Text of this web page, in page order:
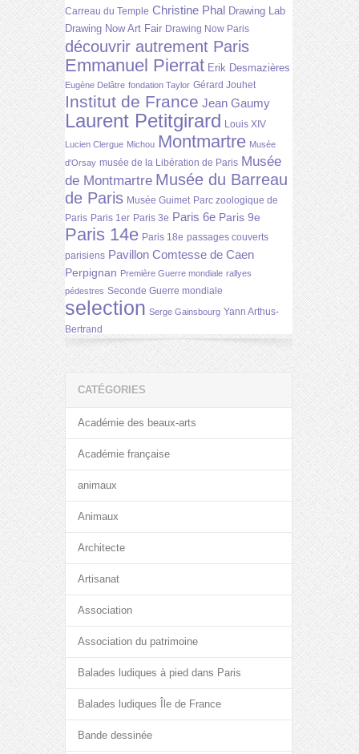
Carreau du Temple Christine Phal Drawing Lab
Drawing Now Art Fair Drawing Now Paris
découvrir autrement Paris
Emmanuel Pierrat Erik Desmazières
Eugène Delâtre fondation Taylor Gérard Jouhet
Institut de France Jean Gaumy
Laurent Petitgirard Louis XIV
Lucien Clergue Michou Montmartre Musée
d'Orsay musée de la Libération de Paris Musée
de Montmartre Musée du Barreau
de Paris Musée Guimet Parc zoologique de
Paris Paris 1er Paris 3e Paris 6e Paris 9e
Paris 14e Paris 18e passages couverts
parisiens Pavillon Comtesse de Caen
Perpignan Première Guerre mondiale rallyes
pédestres Seconde Guerre mondiale
selection Serge Gainsbourg Yann Arthus-
Bertrand
CATÉGORIES
Académie des beaux-arts
Académie française
animaux
Animaux
Architecte
Artisanat
Association
Association du patrimoine
Balades ludiques à pied dans Paris
Balades ludiques Île de France
Bande dessinée